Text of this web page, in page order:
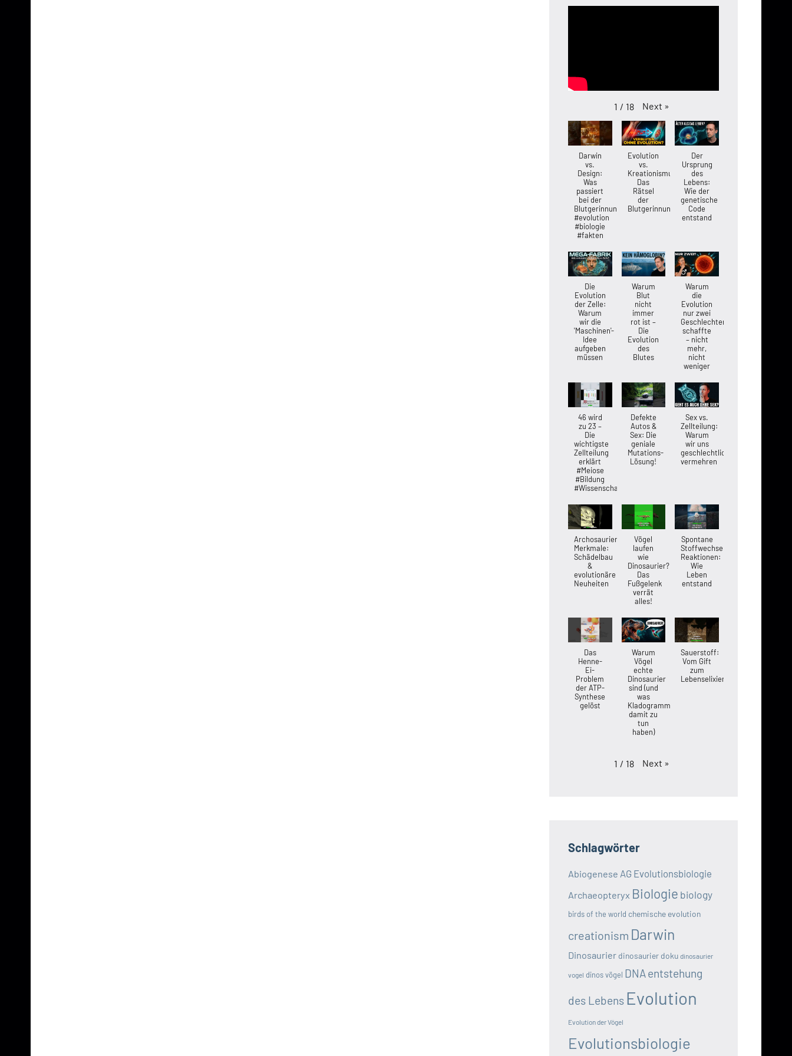
1 / 18 Next »
Darwin
vs.
Design:
Was
passiert
bei der
Blutgerinnung?
#evolution
#biologie
#fakten
Evolution
vs.
Kreationismus:
Das
Rätsel
der
Blutgerinnung
Der
Ursprung
des
Lebens:
Wie der
genetische
Code
entstand
Die
Evolution
der Zelle:
Warum
wir die
'Maschinen'-
Idee
aufgeben
müssen
Warum
Blut
nicht
immer
rot ist –
Die
Evolution
des
Blutes
Warum
die
Evolution
nur zwei
Geschlechter
schaffte
– nicht
mehr,
nicht
weniger
46 wird
zu 23 –
Die
wichtigste
Zellteilung
erklärt
#Meiose
#Bildung
#Wissenschaft
Defekte
Autos &
Sex: Die
geniale
Mutations-
Lösung!
Sex vs.
Zellteilung:
Warum
wir uns
geschlechtlich
vermehren
Archosaurier-
Merkmale:
Schädelbau
&
evolutionäre
Neuheiten
Vögel
laufen
wie
Dinosaurier?
Das
Fußgelenk
verrät
alles!
Spontane
Stoffwechsel-
Reaktionen:
Wie
Leben
entstand
Das
Henne-
Ei-
Problem
der ATP-
Synthese
gelöst
Warum
Vögel
echte
Dinosaurier
sind (und
was
Kladogramme
damit zu
tun
haben)
Sauerstoff:
Vom Gift
zum
Lebenselixier
1 / 18 Next »
Schlagwörter
Abiogenese AG Evolutionsbiologie
Archaeopteryx Biologie biology
birds of the world chemische evolution
creationism Darwin
Dinosaurier dinosaurier doku dinosaurier
vogel dinos vögel DNAentstehung
des Lebens Evolution
Evolution der Vögel
Evolutionsbiologie